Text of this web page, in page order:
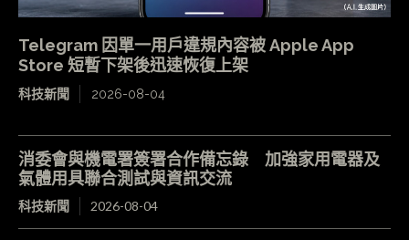
Telegram 因單一用戶違規內容被 Apple App
Store 短暫下架後迅速恢復上架
科技新聞 2026-08-04
消委會與機電署簽署合作備忘錄 加強家用電器及
氣體用具聯合測試與資訊交流
科技新聞 2026-08-04